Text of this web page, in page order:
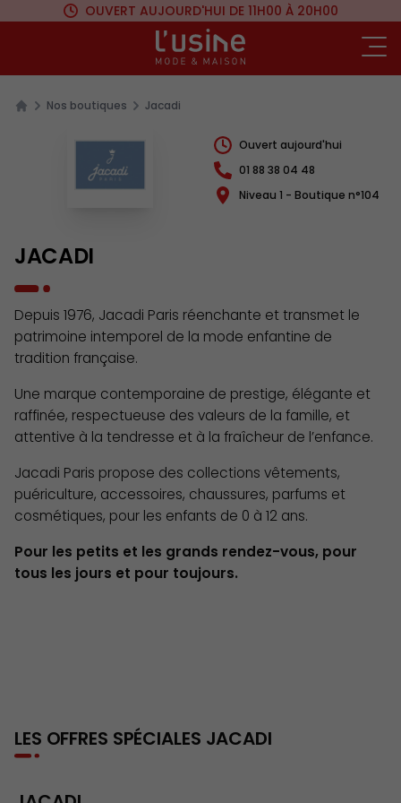
OUVERT AUJOURD'HUI DE 11H00 À 20H00
Nos boutiques Jacadi
Ouvert aujourd'hui
01 88 38 04 48
Niveau 1 - Boutique n°104
JACADI
Depuis 1976, Jacadi Paris réenchante et transmet le
patrimoine intemporel de la mode enfantine de
tradition française.
Une marque contemporaine de prestige, élégante et
raffinée, respectueuse des valeurs de la famille, et
attentive à la tendresse et à la fraîcheur de l’enfance.
Jacadi Paris propose des collections vêtements,
puériculture, accessoires, chaussures, parfums et
cosmétiques, pour les enfants de 0 à 12 ans.
Pour les petits et les grands rendez-vous, pour
tous les jours et pour toujours.
LES OFFRES SPÉCIALES JACADI